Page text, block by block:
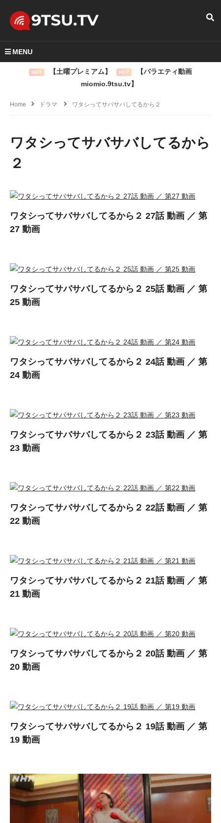
MENU
HOT 【土曜プレミアム】 HOT
【バラエティ動画
miomio.9tsu.tv】
Home ドラマ ワタシってサバサバしてるから２
ワタシってサバサバしてるから
２
ワタシってサバサバしてるから２ 27話 動画 ／ 第
27 動画
ワタシってサバサバしてるから２ 25話 動画 ／ 第
25 動画
ワタシってサバサバしてるから２ 24話 動画 ／ 第
24 動画
ワタシってサバサバしてるから２ 23話 動画 ／ 第
23 動画
ワタシってサバサバしてるから２ 22話 動画 ／ 第
22 動画
ワタシってサバサバしてるから２ 21話 動画 ／ 第
21 動画
ワタシってサバサバしてるから２ 20話 動画 ／ 第
20 動画
ワタシってサバサバしてるから２ 19話 動画 ／ 第
19 動画